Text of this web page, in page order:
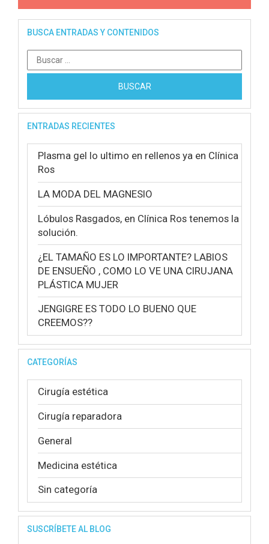
BUSCA ENTRADAS Y CONTENIDOS
Buscar:
ENTRADAS RECIENTES
Plasma gel lo ultimo en rellenos ya en Clínica
Ros
LA MODA DEL MAGNESIO
Lóbulos Rasgados, en Clínica Ros tenemos la
solución.
¿EL TAMAÑO ES LO IMPORTANTE? LABIOS
DE ENSUEÑO , COMO LO VE UNA CIRUJANA
PLÁSTICA MUJER
JENGIGRE ES TODO LO BUENO QUE
CREEMOS??
CATEGORÍAS
Cirugía estética
Cirugía reparadora
General
Medicina estética
Sin categoría
SUSCRÍBETE AL BLOG